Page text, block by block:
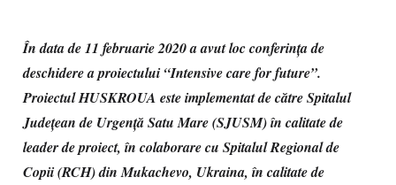
În data de 11 februarie 2020 a avut loc conferința de
deschidere a proiectului “Intensive care for future”.
Proiectul HUSKROUA este implementat de către Spitalul
Județean de Urgență Satu Mare (SJUSM) în calitate de
leader de proiect, în colaborare cu Spitalul Regional de
Copii (RCH) din Mukachevo, Ukraina, în calitate de